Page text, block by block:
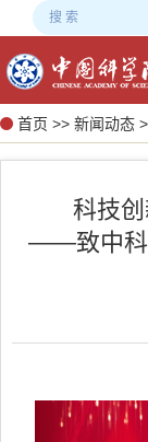
首页 >> 新闻动态
科技
——致中科